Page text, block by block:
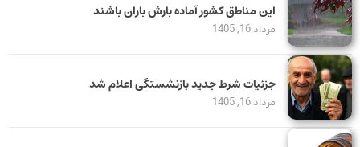
این مناطق کشور آماده بارش باران باشند
مرداد 16, 1405
جزئیات شرط جدید بازنشستگی اعلام شد
مرداد 16, 1405